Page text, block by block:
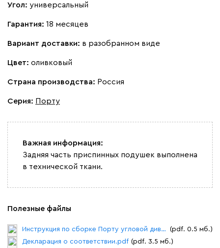
Угол: универсальный
Гарантия: 18 месяцев
Вариант доставки: в разобранном виде
Цвет: оливковый
Страна производства: Россия
Серия: Порту
Важная информация:
Задняя часть приспинных подушек выполнена
в технической ткани.
Полезные файлы
Инструкция по сборке Порту угловой диван.pdf
(pdf. 0.5 мб.)
Декларация о соответствии.pdf (pdf. 3.5 мб.)